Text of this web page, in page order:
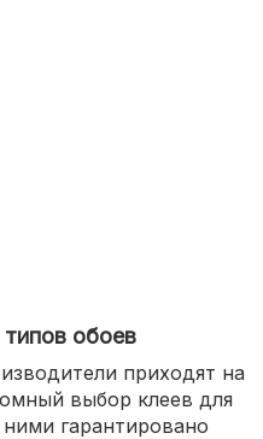
обоев
приходят на
выбор клеев для
гарантировано